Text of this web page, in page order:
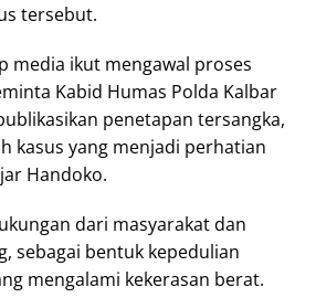
tersebut.
media ikut mengawal proses
Kabid Humas Polda Kalbar
penetapan tersangka,
kasus yang menjadi perhatian
Handoko.
dari masyarakat dan
sebagai bentuk kepedulian
mengalami kekerasan berat.